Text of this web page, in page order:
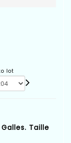
lot
Taille